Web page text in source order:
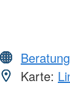
Karte: